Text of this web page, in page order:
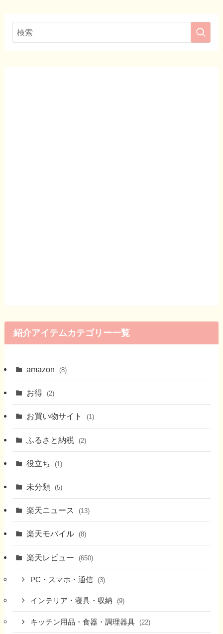
紹介アイテムカテゴリー一覧
amazon (8)
お得 (2)
お買い物サイト (1)
ふるさと納税 (2)
役立ち (1)
未分類 (5)
楽天ニュース (13)
楽天モバイル (8)
楽天レビュー (650)
PC・スマホ・通信 (3)
インテリア・寝具・収納 (9)
キッチン用品・食器・調理器具 (22)